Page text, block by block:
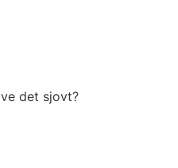
det sjovt?